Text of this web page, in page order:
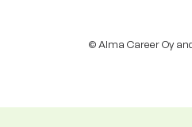
© Alma Career Oy